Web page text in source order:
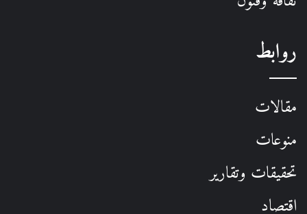
روابط
مقالات
منوعات
تحقيقات وتقارير
اقتصاد